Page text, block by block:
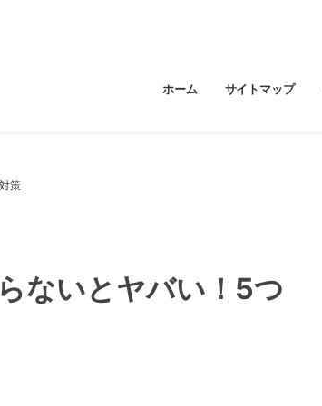
ホーム サイトマップ
策
ないとヤバい！5つ